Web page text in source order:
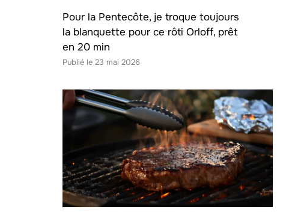
Pour la Pentecôte, je troque toujours
la blanquette pour ce rôti Orloff, prêt
en 20 min
23 mai 2026